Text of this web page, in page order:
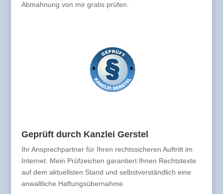
Abmahnung von mir gratis prüfen.
Geprüft durch Kanzlei Gerstel
Ihr Ansprechpartner für Ihren rechtssicheren Auftritt im
Internet. Mein Prüfzeichen garantiert Ihnen Rechtstexte
auf dem aktuellsten Stand und selbstverständlich eine
anwaltliche Haftungsübernahme.